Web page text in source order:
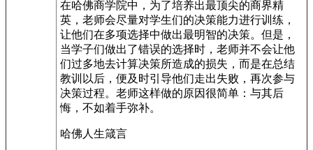
在哈佛商学院中，为了培养出最顶尖的商界精
英，老师会尽量对学生们的决策能力进行训练，
让他们在多项选择中做出最明智的决策。但是，
当学子们做出了错误的选择时，老师并不会让他
们过多地去计算决策所造成的损失，而是在总结
教训以后，便及时引导他们走出失败，再次参与
决策过程。老师这样做的原因很简单：与其后
悔，不如着手弥补。
哈佛人生箴言